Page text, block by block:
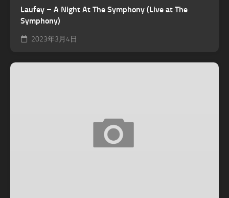
Laufey – A Night At The Symphony (Live at The
Symphony)
2023年3月4日